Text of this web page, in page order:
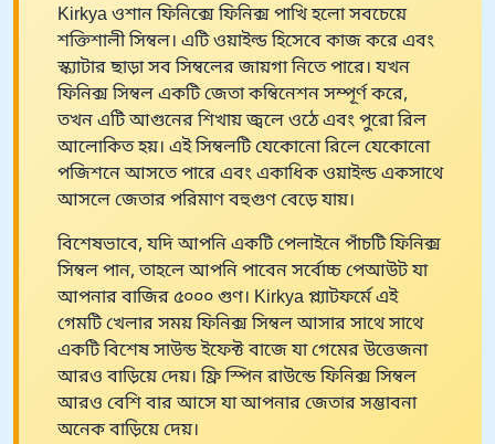
Kirkya ওশান ফিনিক্সে ফিনিক্স পাখি হলো সবচেয়ে
শক্তিশালী সিম্বল। এটি ওয়াইল্ড হিসেবে কাজ করে এবং
স্ক্যাটার ছাড়া সব সিম্বলের জায়গা নিতে পারে। যখন
ফিনিক্স সিম্বল একটি জেতা কম্বিনেশন সম্পূর্ণ করে,
তখন এটি আগুনের শিখায় জ্বলে ওঠে এবং পুরো রিল
আলোকিত হয়। এই সিম্বলটি যেকোনো রিলে যেকোনো
পজিশনে আসতে পারে এবং একাধিক ওয়াইল্ড একসাথে
আসলে জেতার পরিমাণ বহুগুণ বেড়ে যায়।
বিশেষভাবে, যদি আপনি একটি পেলাইনে পাঁচটি ফিনিক্স
সিম্বল পান, তাহলে আপনি পাবেন সর্বোচ্চ পেআউট যা
আপনার বাজির ৫০০০ গুণ। Kirkya প্ল্যাটফর্মে এই
গেমটি খেলার সময় ফিনিক্স সিম্বল আসার সাথে সাথে
একটি বিশেষ সাউন্ড ইফেক্ট বাজে যা গেমের উত্তেজনা
আরও বাড়িয়ে দেয়। ফ্রি স্পিন রাউন্ডে ফিনিক্স সিম্বল
আরও বেশি বার আসে যা আপনার জেতার সম্ভাবনা
অনেক বাড়িয়ে দেয়।